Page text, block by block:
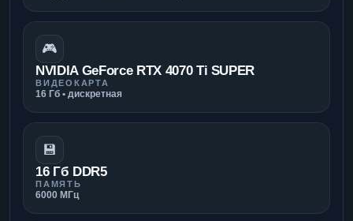
🎮
NVIDIA GeForce RTX 4070 Ti SUPER
ВИДЕОКАРТА
16 Гб • дискретная
💾
16 Гб DDR5
ПАМЯТЬ
6000 МГц